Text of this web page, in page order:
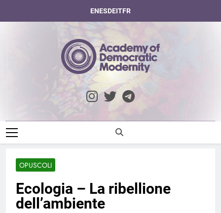
ENESDEITFR
Academy Of
Democratic
Modernity
OPUSCOLI
Ecologia – La ribellione
dell’ambiente